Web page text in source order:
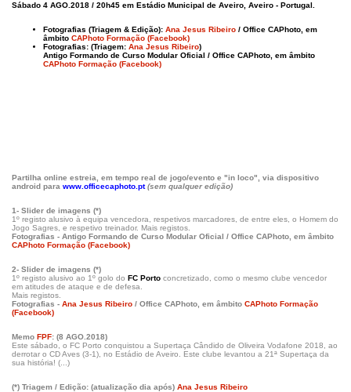
Sábado 4 AGO.2018 / 20h45 em Estádio Municipal de Aveiro, Aveiro - Portugal.
Fotografias (Triagem & Edição): Ana Jesus Ribeiro / Office CAPhoto, em
âmbito CAPhoto Formação (Facebook)
Fotografias: (Triagem: Ana Jesus Ribeiro)
Antigo Formando de Curso Modular Oficial / Office CAPhoto, em âmbito
CAPhoto Formação (Facebook)
Partilha online estreia, em tempo real de jogo/evento e "in loco", via dispositivo
android para www.officecaphoto.pt (sem qualquer edição)
1- Slider de imagens (*)
1º registo alusivo à equipa vencedora, respetivos marcadores, de entre eles, o Homem do
Jogo Sagres, e respetivo treinador. Mais registos.
Fotografias - Antigo Formando de Curso Modular Oficial / Office CAPhoto, em âmbito
CAPhoto Formação (Facebook)
2- Slider de imagens (*)
1º registo alusivo ao 1º golo do FC Porto concretizado, como o mesmo clube vencedor
em atitudes de ataque e de defesa.
Mais registos.
Fotografias - Ana Jesus Ribeiro / Office CAPhoto, em âmbito CAPhoto Formação
(Facebook)
Memo FPF: (8 AGO.2018)
Este sábado, o FC Porto conquistou a Supertaça Cândido de Oliveira Vodafone 2018, ao
derrotar o CD Aves (3-1), no Estádio de Aveiro. Este clube levantou a 21ª Supertaça da
sua história! (...)
(*) Triagem / Edição: (atualização dia após) Ana Jesus Ribeiro